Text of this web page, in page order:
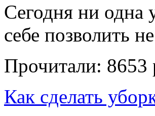
Сегодня ни одна
себе позволить
Прочитали: 8653
Как сделать